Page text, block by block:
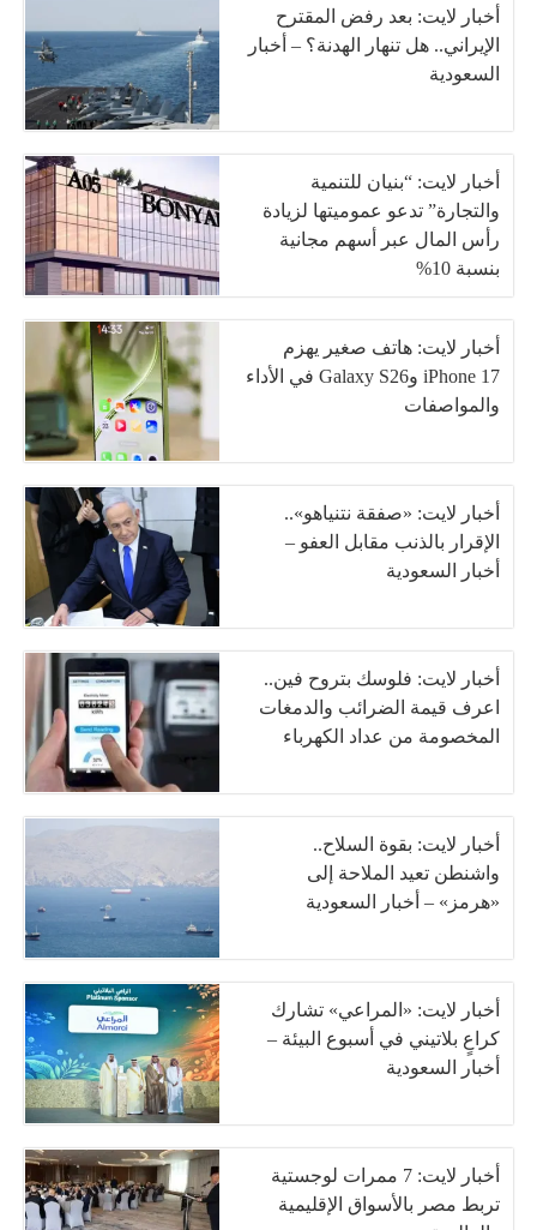
أخبار لايت: بعد رفض المقترح
الإيراني.. هل تنهار الهدنة؟ – أخبار
السعودية
أخبار لايت: “بنيان للتنمية
والتجارة” تدعو عموميتها لزيادة
رأس المال عبر أسهم مجانية
بنسبة 10%
أخبار لايت: هاتف صغير يهزم
iPhone 17 وGalaxy S26 في الأداء
والمواصفات
أخبار لايت: «صفقة نتنياهو»..
الإقرار بالذنب مقابل العفو –
أخبار السعودية
أخبار لايت: فلوسك بتروح فين..
اعرف قيمة الضرائب والدمغات
المخصومة من عداد الكهرباء
أخبار لايت: بقوة السلاح..
واشنطن تعيد الملاحة إلى
«هرمز» – أخبار السعودية
أخبار لايت: «المراعي» تشارك
كراعٍ بلاتيني في أسبوع البيئة –
أخبار السعودية
أخبار لايت: 7 ممرات لوجستية
تربط مصر بالأسواق الإقليمية